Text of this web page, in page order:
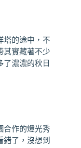
塔的途中，不
其實藏著不少
了濃濃的秋日
合作的燈光秀
錯了，沒想到